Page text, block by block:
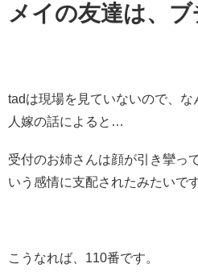
メイの友達は、ブ
tadは現場を見ていないので、な
人嫁の話によると…
受付のお姉さんは顔が引き攣っ
いう感情に支配されたみたいです
こうなれば、110番です。